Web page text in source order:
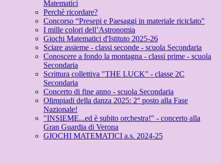
Matematici
Perchè ricordare?
Concorso “Presepi e Paesaggi in materiale riciclato"
I mille colori dell’Astronomia
Giochi Matematici d'Istituto 2025-26
Sciare assieme - classi seconde - scuola Secondaria
Conoscere a fondo la montagna - classi prime - scuola
Secondaria
Scrittura collettiva "THE LUCK" - classe 2C
Secondaria
Concerto di fine anno - scuola Secondaria
Olimpiadi della danza 2025: 2° posto alla Fase
Nazionale!
"INSIEME...ed è subito orchestra!" - concerto alla
Gran Guardia di Verona
GIOCHI MATEMATICI a.s. 2024-25